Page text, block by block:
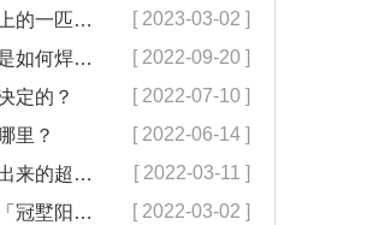
仿古中式门窗如何成为市场上的一匹黑马【冠墅阳光】 [ 2023-03-02 ]
武汉客户定制的中式门窗，是如何焊接的呢？ [ 2022-09-20 ]
定的？ [ 2022-07-10 ]
里？ [ 2022-06-14 ]
中式小院搭配复古门窗散发出来的超凡气质 「冠墅阳光」 [ 2022-03-11 ]
儋州市仿古断桥铝合金门窗「冠墅阳光」 [ 2022-03-02 ]